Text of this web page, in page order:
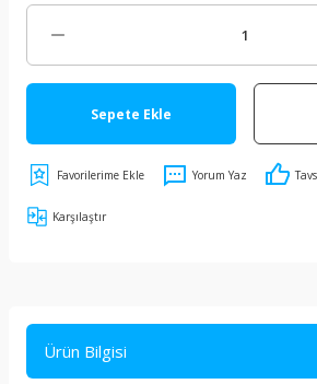
Sepete Ekle
Yorum Yaz
Karşılaştır
Ürün Bilgisi